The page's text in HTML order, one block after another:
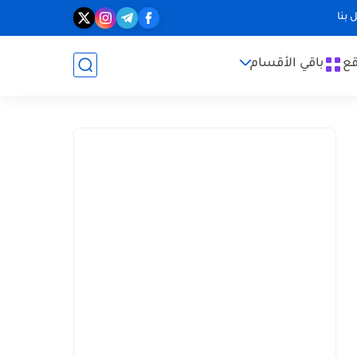
بنا
باقي الأقسام